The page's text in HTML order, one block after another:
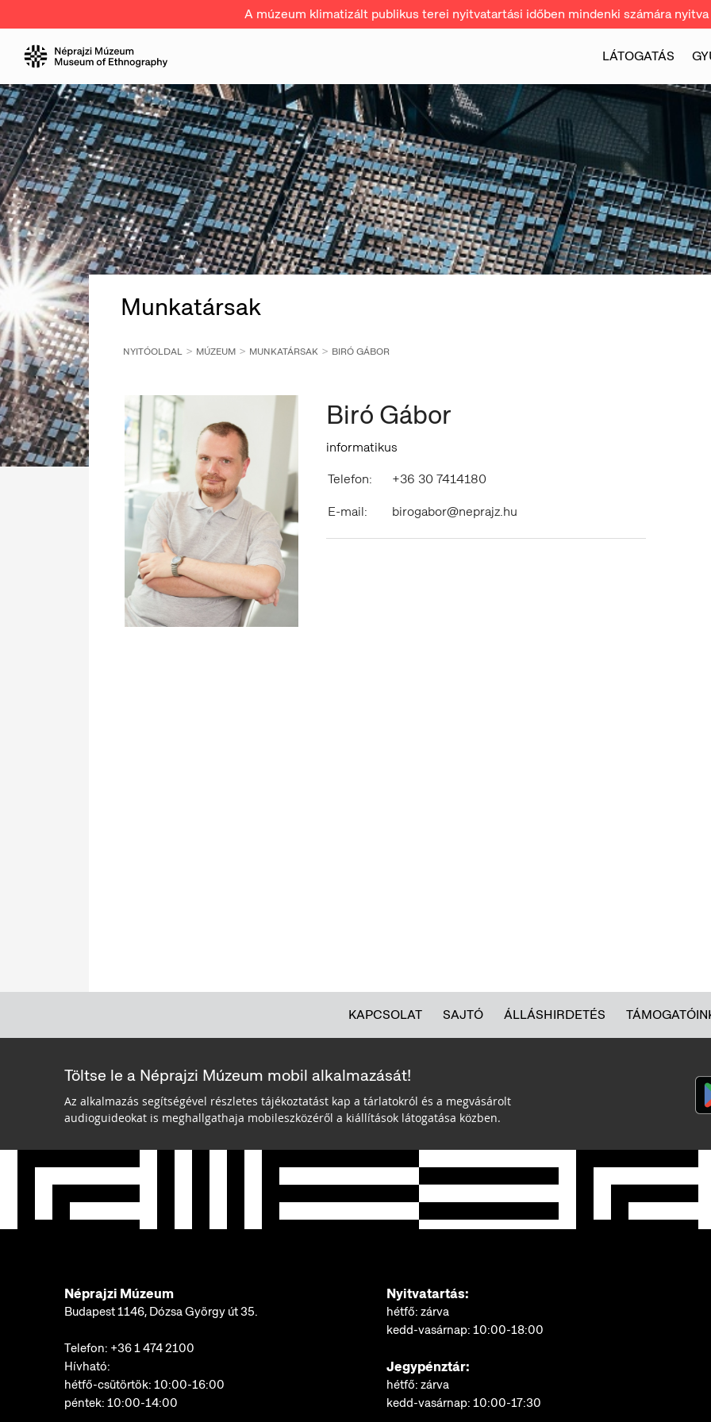
A múzeum klimatizált publikus terei nyitvatartási időben mindenki számára nyitva
LÁTOGATÁS
Munkatársak
NYITÓOLDAL MÚZEUM MUNKATÁRSAK BIRÓ GÁBOR
Biró Gábor
informatikus
Telefon:
+36 30 7414180
E-mail:
birogabor@neprajz.hu
KAPCSOLAT SAJTÓ ÁLLÁSHIRDETÉS
Töltse le a Néprajzi Múzeum mobil alkalmazását!
Az alkalmazás segítségével részletes tájékoztatást kap a tárlatokról és a megvásárolt
audioguideokat is meghallgathaja mobileszközéről a kiállítások látogatása közben.
Néprajzi Múzeum
Budapest 1146, Dózsa György út 35.
Telefon: +36 1 474 2100
Hívható:
hétfő-csütörtök: 10:00-16:00
péntek: 10:00-14:00
Nyitvatartás:
hétfő: zárva
kedd-vasárnap: 10:00-18:00
Jegypénztár:
hétfő: zárva
kedd-vasárnap: 10:00-17:30